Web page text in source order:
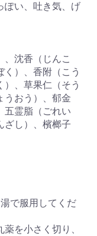
ぽい、吐き気、げ
、沈香（じんこ
く）、香附（こう
、草果仁（そう
うおう）、郁金
五霊脂（ごれい
ざし）、檳榔子
で服用してくだ
を小さく切り、